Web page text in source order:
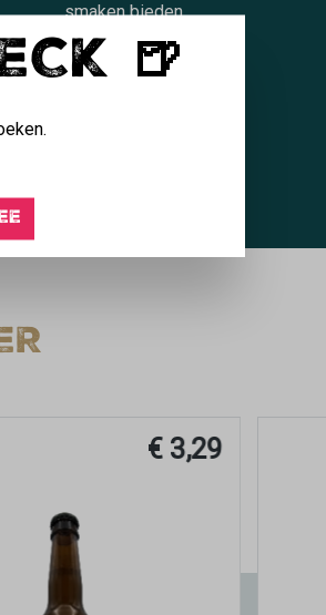
smaken bieden.
LEES MEER
€ 3,29
🍺